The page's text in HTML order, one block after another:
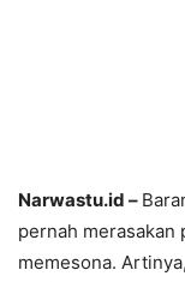
Narwastu.id –
pernah
memesona.